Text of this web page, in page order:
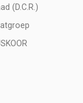
(D.C.R.)